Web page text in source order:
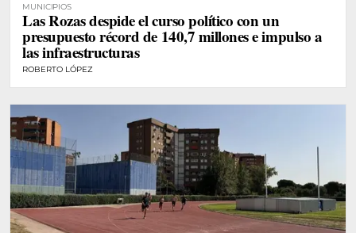
MUNICIPIOS
Las Rozas despide el curso político con un
presupuesto récord de 140,7 millones e impulso a
las infraestructuras
ROBERTO LÓPEZ